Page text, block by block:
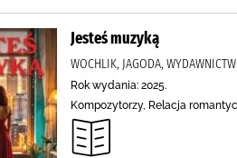
Jesteś muzyką
WOCHLIK, JAGODA,
Rok wydania: 2025.
Kompozytorzy, Relacja